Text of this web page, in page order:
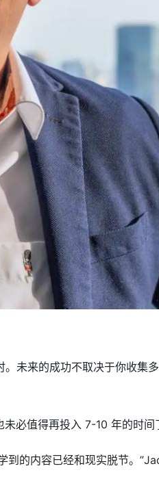
未来的成功不取决于你收集
必值得再投入 7-10 年的时间
的内容已经和现实脱节。